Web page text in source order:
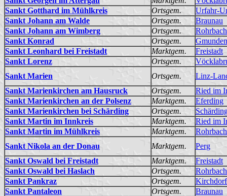
Sankt Gotthard im Mühlkreis
Ortsgem.
Urfahr-
Sankt Johann am Walde
Ortsgem.
Braunau
Sankt Johann am Wimberg
Ortsgem.
Rohrbach
Sankt Konrad
Ortsgem.
Gmunden
Sankt Leonhard bei Freistadt
Marktgem.
Freistadt
Sankt Lorenz
Ortsgem.
Sankt Marien
Ortsgem.
Linz-
Sankt Marienkirchen am Hausruck
Ortsgem.
Ried im
Sankt Marienkirchen an der Polsenz
Marktgem.
Eferding
Sankt Marienkirchen bei Schärding
Ortsgem.
Sankt Martin im Innkreis
Marktgem.
Ried im
Sankt Martin im Mühlkreis
Marktgem.
Rohrbach
Sankt Nikola an der Donau
Marktgem.
Perg
Sankt Oswald bei Freistadt
Marktgem.
Freistadt
Sankt Oswald bei Haslach
Ortsgem.
Rohrbach
Sankt Pankraz
Ortsgem.
Sankt Pantaleon
Ortsgem.
Braunau